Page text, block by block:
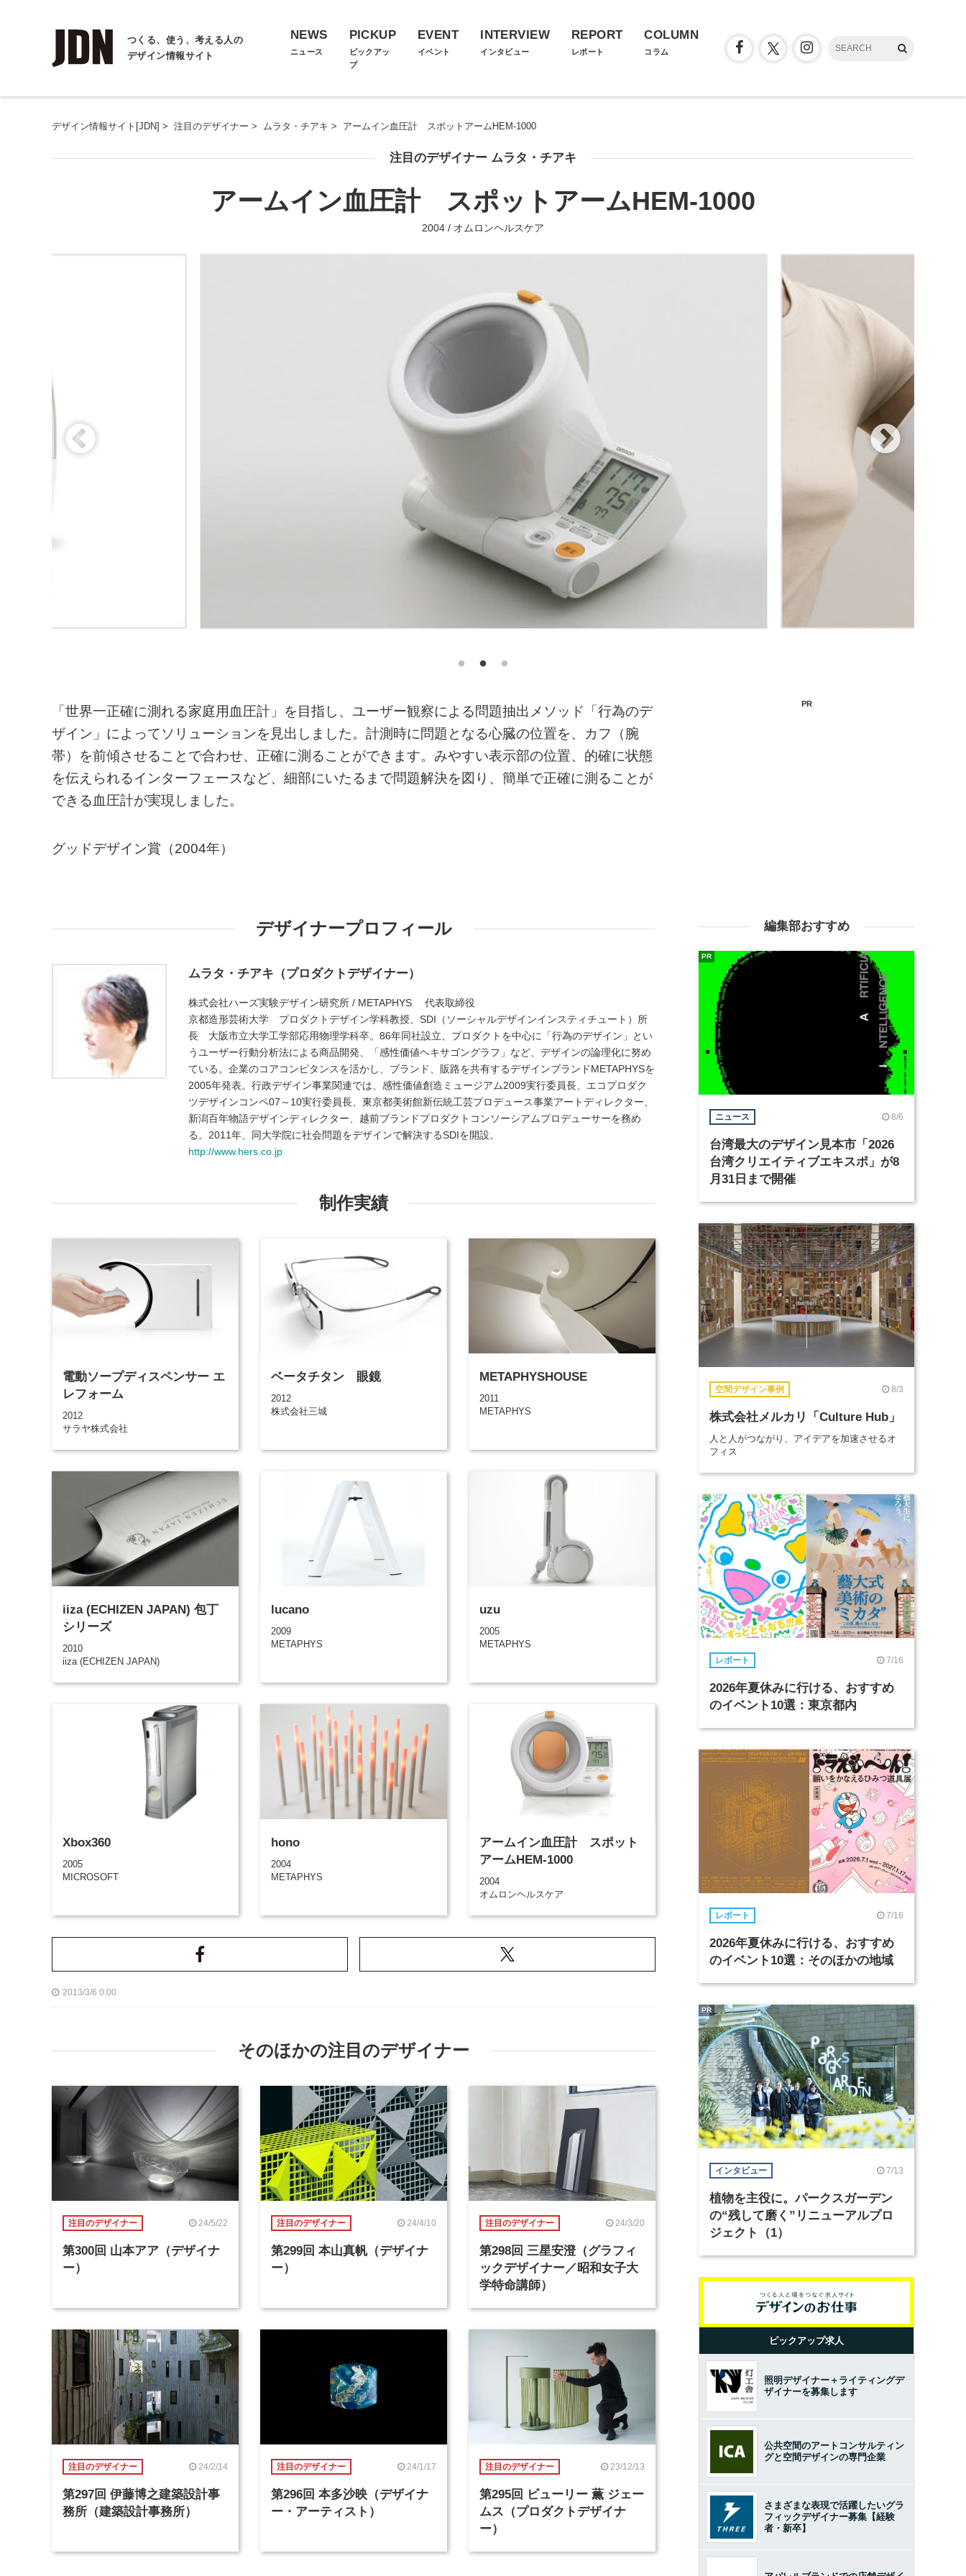
つくる、使う、考える人の
デザイン情報サイト
NEWS
ニュース
PICKUP
ピックアッ
プ
EVENT
イベント
INTERVIEW
インタビュー
REPORT
レポート
COLUMN
コラム
デザイン情報サイト[JDN] > 注目のデザイナー > ムラタ・チアキ > アームイン血圧計 スポットアームHEM-1000
注目のデザイナー ムラタ・チアキ
アームイン血圧計 スポットアームHEM-1000
2004 / オムロンヘルスケア
「世界一正確に測れる家庭用血圧計」を目指し、ユーザー観察による問題抽出メソッド「行為のデ
ザイン」によってソリューションを見出しました。計測時に問題となる心臓の位置を、カフ（腕
帯）を前傾させることで合わせ、正確に測ることができます。みやすい表示部の位置、的確に状態
を伝えられるインターフェースなど、細部にいたるまで問題解決を図り、簡単で正確に測ることが
できる血圧計が実現しました。
グッドデザイン賞（2004年）
デザイナープロフィール
ムラタ・チアキ（プロダクトデザイナー）
株式会社ハーズ実験デザイン研究所 / METAPHYS 代表取締役
京都造形芸術大学 プロダクトデザイン学科教授、SDI（ソーシャルデザインインスティチュート）所
長 大阪市立大学工学部応用物理学科卒。86年同社設立、プロダクトを中心に「行為のデザイン」とい
うユーザー行動分析法による商品開発、「感性価値ヘキサゴングラフ」など、デザインの論理化に努め
ている。企業のコアコンピタンスを活かし、ブランド、販路を共有するデザインブランドMETAPHYSを
2005年発表。行政デザイン事業関連では、感性価値創造ミュージアム2009実行委員長、エコプロダク
ツデザインコンペ07～10実行委員長、東京都美術館新伝統工芸プロデュース事業アートディレクター、
新潟百年物語デザインディレクター、越前ブランドプロダクトコンソーシアムプロデューサーを務め
る。2011年、同大学院に社会問題をデザインで解決するSDIを開設。
http://www.hers.co.jp
制作実績
電動ソープディスペンサー エ
レフォーム
2012
サラヤ株式会社
ベータチタン 眼鏡
2012
株式会社三城
METAPHYSHOUSE
2011
METAPHYS
iiza (ECHIZEN JAPAN) 包丁
シリーズ
2010
iiza (ECHIZEN JAPAN)
lucano
2009
METAPHYS
uzu
2005
METAPHYS
Xbox360
2005
MICROSOFT
hono
2004
METAPHYS
アームイン血圧計 スポット
アームHEM-1000
2004
オムロンヘルスケア
2013/3/6 0:00
そのほかの注目のデザイナー
注目のデザイナー 24/5/22
第300回 山本アア（デザイナ
ー）
注目のデザイナー 24/4/10
第299回 本山真帆（デザイナ
ー）
注目のデザイナー 24/3/20
第298回 三星安澄（グラフィ
ックデザイナー／昭和女子大
学特命講師）
注目のデザイナー 24/2/14
第297回 伊藤博之建築設計事
務所（建築設計事務所）
注目のデザイナー 24/1/17
第296回 本多沙映（デザイナ
ー・アーティスト）
注目のデザイナー 23/12/13
第295回 ビューリー 薫 ジェー
ムス（プロダクトデザイナ
ー）
PR
編集部おすすめ
ニュース 8/6
台湾最大のデザイン見本市「2026
台湾クリエイティブエキスポ」が8
月31日まで開催
PR
空間デザイン事例 8/3
株式会社メルカリ「Culture Hub」
人と人がつながり、アイデアを加速させるオ
フィス
レポート 7/16
2026年夏休みに行ける、おすすめ
のイベント10選：東京都内
レポート 7/16
2026年夏休みに行ける、おすすめ
のイベント10選：そのほかの地域
インタビュー 7/13
植物を主役に。パークスガーデン
の“残して磨く”リニューアルプロ
ジェクト（1）
PR
ピックアップ求人
照明デザイナー＋ライティングデ
ザイナーを募集します
公共空間のアートコンサルティン
グと空間デザインの専門企業
さまざまな表現で活躍したいグラ
フィックデザイナー募集【経験
者・新卒】